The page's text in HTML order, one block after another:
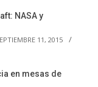
NASA y
11, 2015
en mesas de